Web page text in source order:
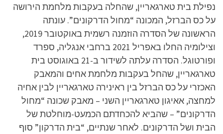
נפילת בית טארגאריין, שהחלה בעקבות מלחמת הירושה
על כס הברזל, המכונה “מחול הדרקונים”. עונתה
הראשונה של הסדרה הוזמנה רשמית באוקטובר 2019,
וצילומיה החלו באפריל 2021 ברחבי אנגליה, ספרד
ופורטוגל. הסדרה עלתה לשידור ב-21 באוגוסט בית
טארגאריין, שהחל בעקבות מלחמת אחים והמאבק
האכזרי על כס הברזל בין ראינירה טארגאריין לבין אחיה
למחצה, אאיגון טארגאריין השני – מאבק שכונה “מחול
הדרקונים” – שהביא להכחדתם הכמעט-מוחלטת של
הבית ושל הדרקונים. לאחר שנתיים, “בית הדרקון” סוף